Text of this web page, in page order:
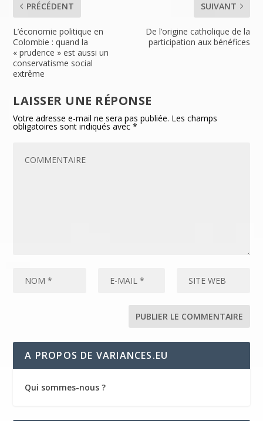
PRÉCÉDENT
L’économie politique en
Colombie : quand la
« prudence » est aussi un
conservatisme social
extrême
SUIVANT
De l’origine catholique de la
participation aux bénéfices
LAISSER UNE RÉPONSE
Votre adresse e-mail ne sera pas publiée. Les champs
obligatoires sont indiqués avec*
A PROPOS DE VARIANCES.EU
Qui sommes-nous ?